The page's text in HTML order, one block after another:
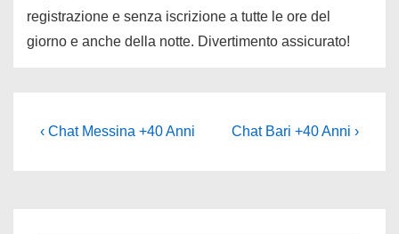
registrazione e senza iscrizione a tutte le ore del
giorno e anche della notte. Divertimento assicurato!
Navigazione
L'articolo
‹ Chat Messina +40 Anni
Il
Chat Bari +40 Anni ›